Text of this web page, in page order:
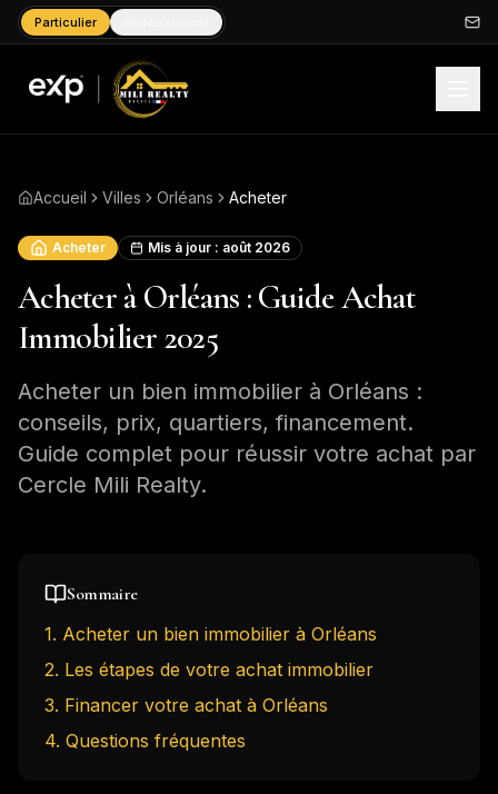
Particulier
Accueil Villes Orléans Acheter
Acheter Mis à jour : août 2026
Acheter à Orléans : Guide Achat
Immobilier 2025
Acheter un bien immobilier à Orléans :
conseils, prix, quartiers, financement.
Guide complet pour réussir votre achat par
Cercle Mili Realty.
Sommaire
1. Acheter un bien immobilier à Orléans
2. Les étapes de votre achat immobilier
3. Financer votre achat à Orléans
4. Questions fréquentes